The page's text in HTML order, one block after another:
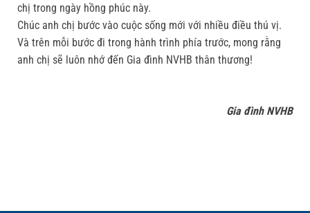
chị trong ngày hồng phúc này.
Chúc anh chị bước vào cuộc sống mới với nhiều điều thú vị.
Và trên mỗi bước đi trong hành trình phía trước, mong rằng
anh chị sẽ luôn nhớ đến Gia đình NVHB thân thương!
Gia đình NVHB